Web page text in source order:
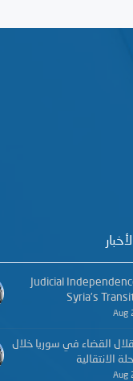
Judicial
Syria’s
القضاء في سوريا خلال
الانتقالية